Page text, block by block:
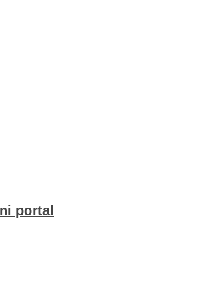
portal